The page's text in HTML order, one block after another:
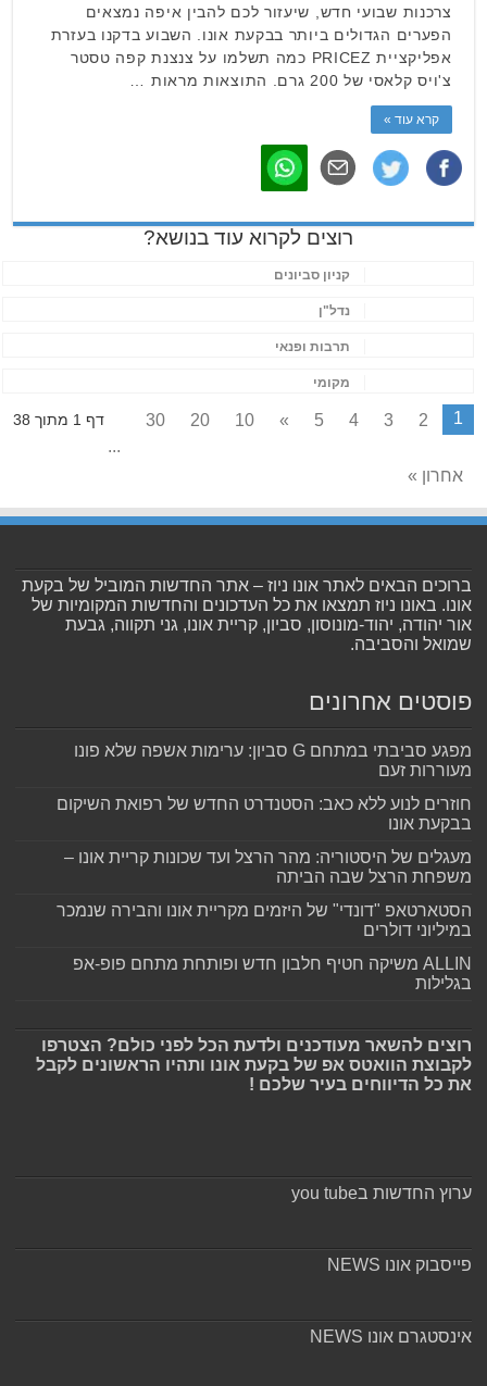
צרכנות שבועי חדש, שיעזור לכם להבין איפה נמצאים
הפערים הגדולים ביותר בבקעת אונו. השבוע בדקנו בעזרת
אפליקציית PRICEZ כמה תשלמו על צנצנת קפה טסטר
צ'ויס קלאסי של 200 גרם. התוצאות מראות …
קרא עוד »
רוצים לקרוא עוד בנושא?
קניון סביונים
נדל"ן
תרבות ופנאי
מקומי
דף 1 מתוך 38 1
2
3
4
5
»
10
20
30
...
אחרון »
ברוכים הבאים לאתר אונו ניוז – אתר החדשות המוביל של בקעת
אונו. באונו ניוז תמצאו את כל העדכונים והחדשות המקומיות של
אור יהודה, יהוד-מונוסון, סביון, קריית אונו, גני תקווה, גבעת
שמואל והסביבה.
פוסטים אחרונים
מפגע סביבתי במתחם G סביון: ערימות אשפה שלא פונו
מעוררות זעם
חוזרים לנוע ללא כאב: הסטנדרט החדש של רפואת השיקום
בבקעת אונו
מעגלים של היסטוריה: מהר הרצל ועד שכונות קריית אונו –
משפחת הרצל שבה הביתה
הסטארטאפ "דונדי" של היזמים מקריית אונו והבירה שנמכר
במיליוני דולרים
ALLIN משיקה חטיף חלבון חדש ופותחת מתחם פופ-אפ
בגלילות
רוצים להשאר מעודכנים ולדעת הכל לפני כולם? הצטרפו
לקבוצת הוואטס אפ של בקעת אונו ותהיו הראשונים לקבל
את כל הדיווחים בעיר שלכם !
ערוץ החדשות בyou tube
פייסבוק אונו NEWS
אינסטגרם אונו NEWS